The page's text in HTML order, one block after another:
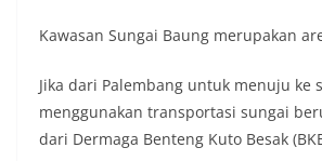
Kawasan Sungai Baung merupakan
Jika dari Palembang untuk menuju ke
menggunakan transportasi sungai
dari Dermaga Benteng Kuto Besak